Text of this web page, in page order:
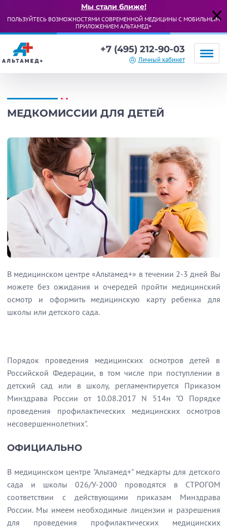
Мы стали ближе!
ПОЛЬЗУЙТЕСЬ ВОЗМОЖНОСТЯМИ СОВРЕМЕННОЙ МЕДИЦИНЫ С МОБИЛЬНЫМ
ПРИЛОЖЕНИЕМ АЛЬТАМЕД+
+7 (495) 212-90-03
Личный кабинет
МЕДКОМИССИИ ДЛЯ ДЕТЕЙ
В медицинском центре «Альтамед+» в течении 2-3 дней Вы
можете без ожидания и очередей пройти медицинский
осмотр и оформить медицинскую карту ребенка для
школы или детского сада.
Порядок проведения медицинских осмотров детей в
Российской Федерации, в том числе при поступлении в
детский сад или в школу, регламентируется Приказом
Минздрава России от 10.08.2017 N 514н "О Порядке
проведения профилактических медицинских осмотров
несовершеннолетних".
ОФИЦИАЛЬНО
В медицинском центре "Альтамед+" медкарты для детского
сада и школы 026/У-2000 проводятся в СТРОГОМ
соответствии с действующими приказам Минздрава
России. Мы имеем необходимые лицензии и разрешения
для проведения профилактических медицинских